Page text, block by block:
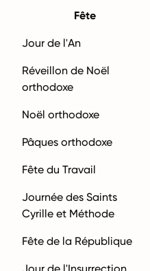
Fête
Jour de l'An
Réveillon de Noël
orthodoxe
Noël orthodoxe
Pâques orthodoxe
Fête du Travail
Journée des Saints
Cyrille et Méthode
Fête de la République